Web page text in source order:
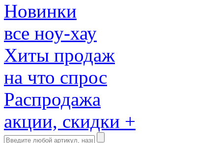
Новинки
все ноу-хау
Хиты продаж
на что спрос
Распродажа
акции, скидки +